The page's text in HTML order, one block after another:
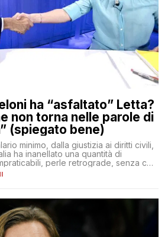
ha “asfaltato” Letta?
non torna nelle parole di
(spiegato bene)
minimo, dalla giustizia ai diritti civili,
ha inanellato una quantità di
perle retrograde, senza che
a sinistra – glielo abbia fatto notare